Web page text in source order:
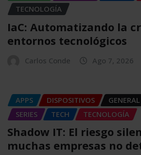
TECNOLOGÍA
IaC: Automatizando la
entornos tecnológicos
Carlos Conde Ago 7, 2026
APPS DISPOSITIVOS GENERAL
SERIES
TECH TECNOLOGÍA
Shadow IT: El riesgo
muchas empresas no